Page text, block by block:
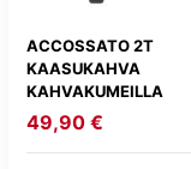
ACCOSSATO 2T
KAASUKAHVA
KAHVAKUMEILLA
49,90 €